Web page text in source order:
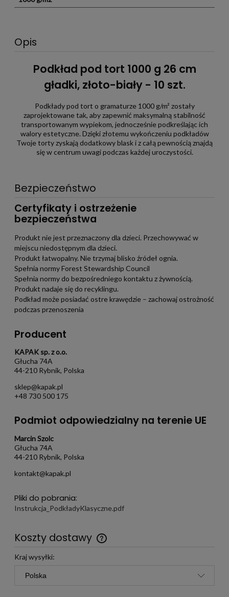
Opis
Podkład pod tort 1000 g 26 cm
gładki, złoto-biały - 10 szt.
Podkłady pod tort o gramaturze 1000 g/m² zostały
zaprojektowane tak, aby zapewnić maksymalną stabilność
transportowanym wypiekom, jednocześnie podkreślając ich
walory estetyczne. Dzięki złotemu wykończeniu podkładów
Twoje torty zyskają dodatkowy blask i z całą pewnością znajdą
się w centrum uwagi podczas każdej uroczystości.
Bezpieczeństwo
Certyfikaty i ostrzeżenie
bezpieczeństwa
Produkt nie jest przeznaczony dla dzieci. Przechowywać w
miejscu niedostępnym dla dzieci.
Produkt łatwopalny. Nie trzymaj blisko źródeł ognia.
Spełnia normy Forest Stewardship Council
Spełnia normy do bezpośredniego kontaktu z żywnością.
Produkt nadaje się do recyklingu.
Podkład może posiadać ostre krawędzie – zachowaj ostrożność
podczas przenoszenia
Producent
KAPAK sp. z o.o.
Głucha 74A
44-210 Rybnik, Polska
sklep@kapak.pl
+48 730 500 175
Podmiot odpowiedzialny na terenie UE
Marcin Szolc
Głucha 74A
44-210 Rybnik, Polska
kontakt@kapak.pl
Pliki do pobrania:
Instrukcja_PodkładyKlasyczne.pdf
Koszty dostawy
Darmowa wysyłka już od 299 zł
Kraj wysyłki: